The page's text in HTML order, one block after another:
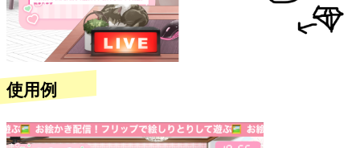
使用例